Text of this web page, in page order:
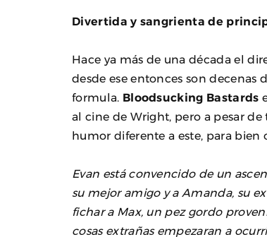
Divertida y sangrienta de
Hace ya más de una década el
desde ese entonces son decenas
formula. Bloodsucking Bastards
al cine de Wright, pero a pesar
humor diferente a este, para bien
Evan está convencido de un
su mejor amigo y a Amanda, su
fichar a Max, un pez gordo
cosas extrañas empezaran a